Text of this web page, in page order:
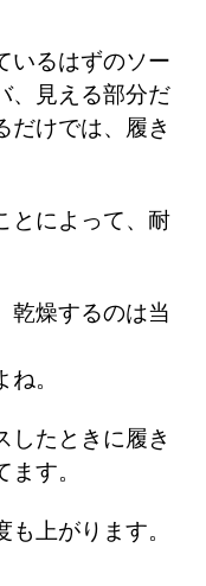
いるはずのソー
、見える部分だ
だけでは、履き
とによって、耐
乾燥するのは当
。
したときに履き
す。
上がります。